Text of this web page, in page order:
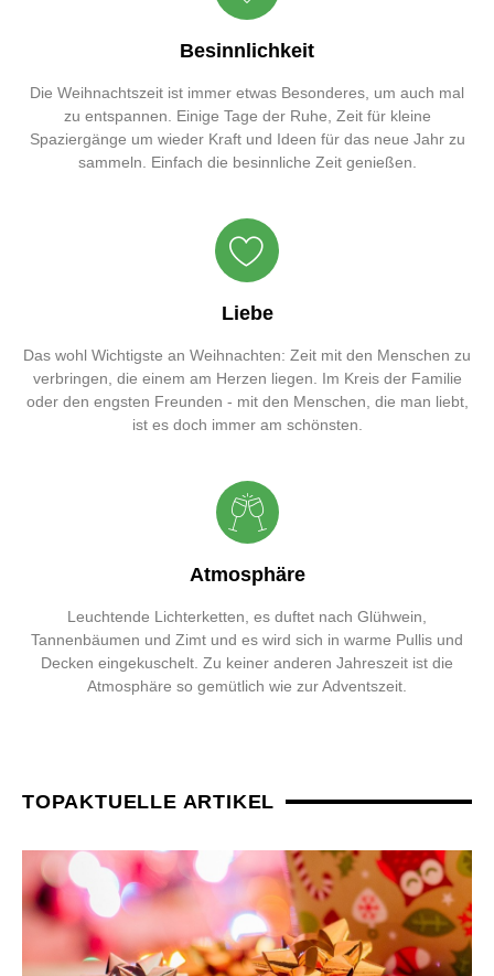
Besinnlichkeit
Die Weihnachtszeit ist immer etwas Besonderes, um auch mal
zu entspannen. Einige Tage der Ruhe, Zeit für kleine
Spaziergänge um wieder Kraft und Ideen für das neue Jahr zu
sammeln. Einfach die besinnliche Zeit genießen.
Liebe
Das wohl Wichtigste an Weihnachten: Zeit mit den Menschen zu
verbringen, die einem am Herzen liegen. Im Kreis der Familie
oder den engsten Freunden - mit den Menschen, die man liebt,
ist es doch immer am schönsten.
Atmosphäre
Leuchtende Lichterketten, es duftet nach Glühwein,
Tannenbäumen und Zimt und es wird sich in warme Pullis und
Decken eingekuschelt. Zu keiner anderen Jahreszeit ist die
Atmosphäre so gemütlich wie zur Adventszeit.
TOPAKTUELLE ARTIKEL